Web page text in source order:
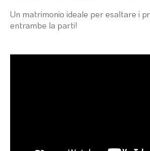
Un matrimonio ideale per esaltare i
entrambe la parti!